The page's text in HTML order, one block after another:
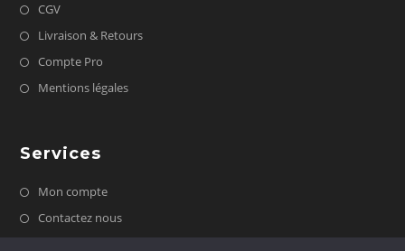
CGV
Livraison & Retours
Compte Pro
Mentions légales
Services
Mon compte
Contactez nous